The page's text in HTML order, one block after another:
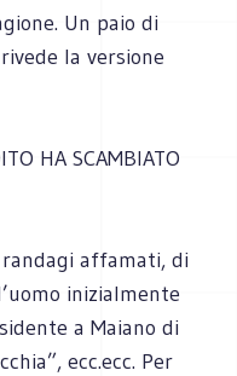
Un paio di
la versione
HA SCAMBIATO
randagi affamati, di
inizialmente
a Maiano di
ecc.ecc. Per